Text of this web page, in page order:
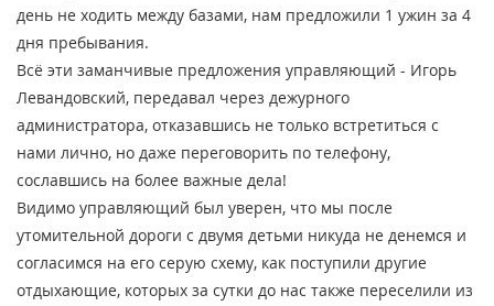
день не ходить между базами, нам предложили 1 ужин за 4
дня пребывания.
Всё эти заманчивые предложения управляющий - Игорь
Левандовский, передавал через дежурного
администратора, отказавшись не только встретиться с
нами лично, но даже переговорить по телефону,
сославшись на более важные дела!
Видимо управляющий был уверен, что мы после
утомительной дороги с двумя детьми никуда не денемся и
согласимся на его серую схему, как поступили другие
отдыхающие, которых за сутки до нас также переселили из